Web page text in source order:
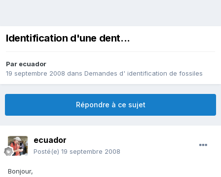
Identification d'une dent...
Par ecuador
19 septembre 2008 dans Demandes d' identification de fossiles
Répondre à ce sujet
ecuador
Posté(e) 19 septembre 2008
Bonjour,